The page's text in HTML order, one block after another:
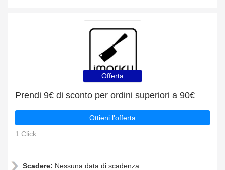
Offerta
Prendi 9€ di sconto per ordini superiori a 90€
Ottieni l'offerta
1 Click
Scadere: Nessuna data di scadenza